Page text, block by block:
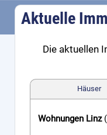
Aktuelle
Die aktuellen
Häuser
Wohnungen Linz